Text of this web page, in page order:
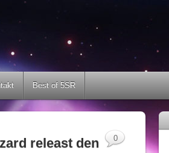
Best of 5SR
releast den
0